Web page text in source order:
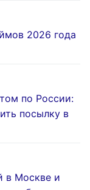
2026 года
по России:
посылку в
в Москве и